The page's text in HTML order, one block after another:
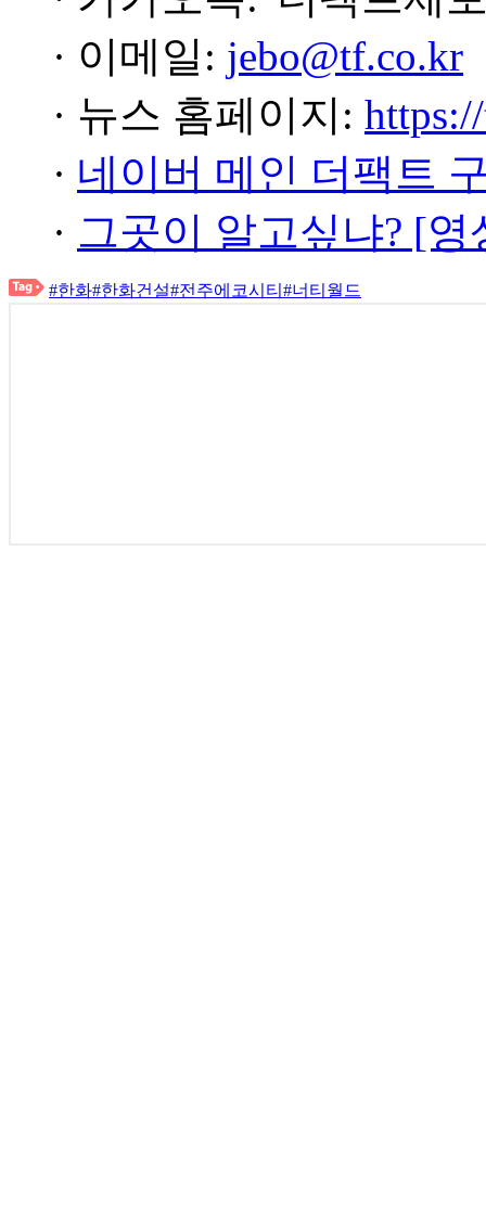
· 이메일: jebo@tf.co.kr
· 뉴스 홈페이지:
· 네이버 메인 더팩트
· 그곳이 알고싶냐? [
#한화#한화건설#전주에코시티 #너티월드